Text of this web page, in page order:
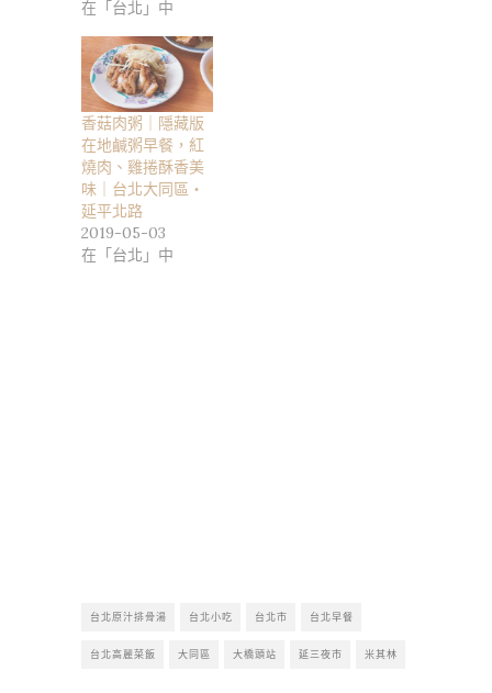
在「台北」中
香菇肉粥｜隱藏版
在地鹹粥早餐，紅
燒肉、雞捲酥香美
味｜台北大同區・
延平北路
2019-05-03
在「台北」中
台北原汁排骨湯 台北小吃 台北市 台北早餐
台北高麗菜飯 大同區 大橋頭站 延三夜市 米其林